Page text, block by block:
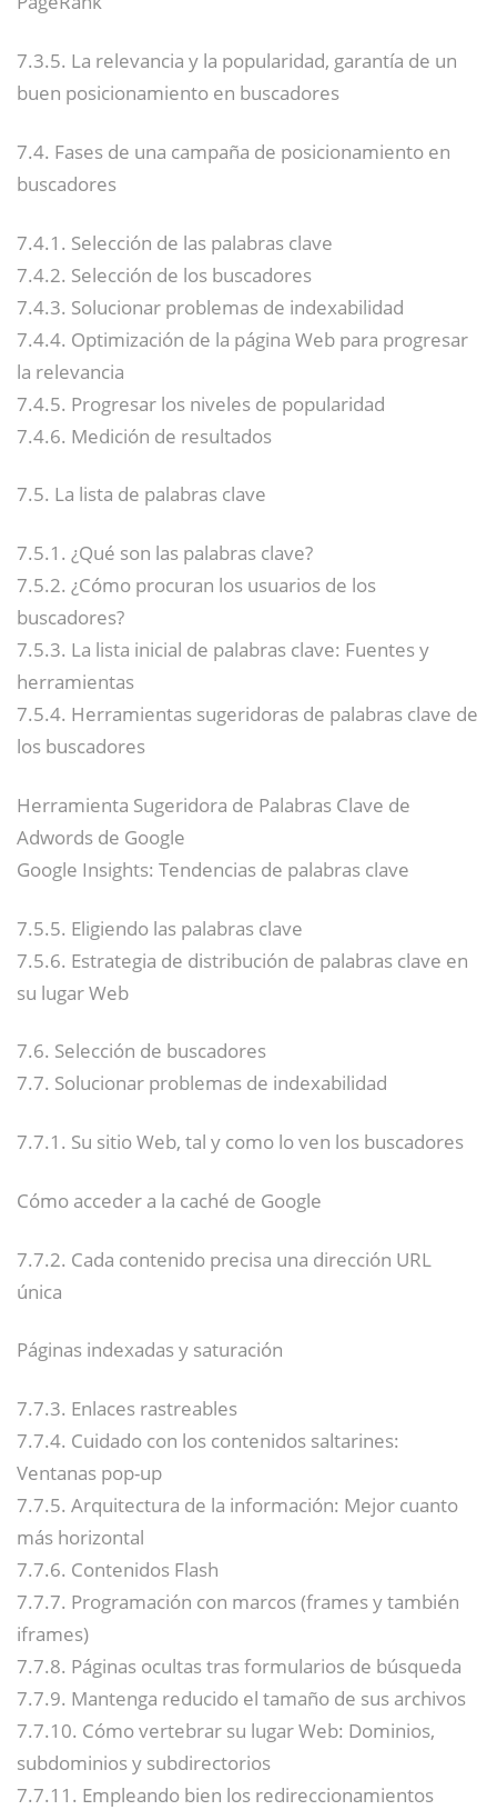
7.3.5. La relevancia y la popularidad, garantía de un
buen posicionamiento en buscadores
7.4. Fases de una campaña de posicionamiento en
buscadores
7.4.1. Selección de las palabras clave
7.4.2. Selección de los buscadores
7.4.3. Solucionar problemas de indexabilidad
7.4.4. Optimización de la página Web para progresar
la relevancia
7.4.5. Progresar los niveles de popularidad
7.4.6. Medición de resultados
7.5. La lista de palabras clave
7.5.1. ¿Qué son las palabras clave?
7.5.2. ¿Cómo procuran los usuarios de los
buscadores?
7.5.3. La lista inicial de palabras clave: Fuentes y
herramientas
7.5.4. Herramientas sugeridoras de palabras clave de
los buscadores
Herramienta Sugeridora de Palabras Clave de
Adwords de Google
Google Insights: Tendencias de palabras clave
7.5.5. Eligiendo las palabras clave
7.5.6. Estrategia de distribución de palabras clave en
su lugar Web
7.6. Selección de buscadores
7.7. Solucionar problemas de indexabilidad
7.7.1. Su sitio Web, tal y como lo ven los buscadores
Cómo acceder a la caché de Google
7.7.2. Cada contenido precisa una dirección URL
única
Páginas indexadas y saturación
7.7.3. Enlaces rastreables
7.7.4. Cuidado con los contenidos saltarines:
Ventanas pop-up
7.7.5. Arquitectura de la información: Mejor cuanto
más horizontal
7.7.6. Contenidos Flash
7.7.7. Programación con marcos (frames y también
iframes)
7.7.8. Páginas ocultas tras formularios de búsqueda
7.7.9. Mantenga reducido el tamaño de sus archivos
7.7.10. Cómo vertebrar su lugar Web: Dominios,
subdominios y subdirectorios
7.7.11. Empleando bien los redireccionamientos